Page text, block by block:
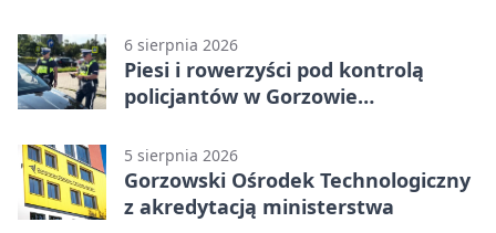
6 sierpnia 2026
Piesi i rowerzyści pod kontrolą
policjantów w Gorzowie
5 sierpnia 2026
Gorzowski Ośrodek Technologiczny
z akredytacją ministerstwa